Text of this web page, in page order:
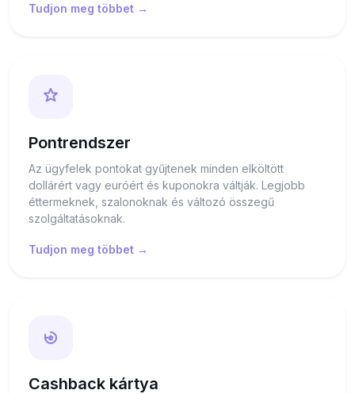
Tudjon meg többet →
Pontrendszer
Az ügyfelek pontokat gyűjtenek minden elköltött
dollárért vagy euróért és kuponokra váltják. Legjobb
éttermeknek, szalonoknak és változó összegű
szolgáltatásoknak.
Tudjon meg többet →
Cashback kártya